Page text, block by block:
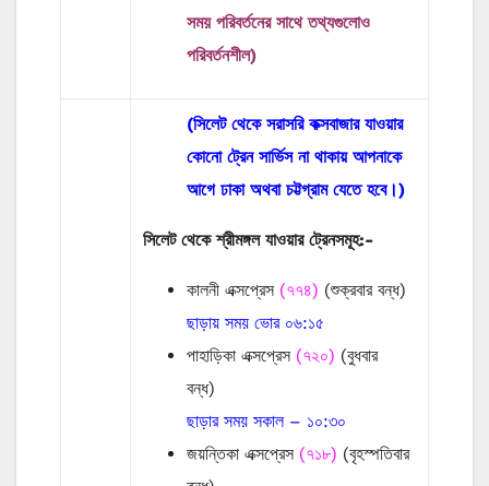
সময় পরিবর্তনের সাথে তথ্যগুলোও
পরিবর্তনশীল)
(সিলেট থেকে সরাসরি কক্সবাজার যাওয়ার
কোনো ট্রেন সার্ভিস না থাকায় আপনাকে
আগে ঢাকা অথবা চট্টগ্রাম যেতে হবে।)
সিলেট থেকে শ্রীমঙ্গল যাওয়ার ট্রেনসমূহ:-
কালনী এক্সপ্রেস (৭৭৪) (শুক্রবার বন্ধ)
ছাড়ায় সময় ভোর ০৬:১৫
পাহাড়িকা এক্সপ্রেস (৭২০) (বুধবার
বন্ধ)
ছাড়ার সময় সকাল – ১০:৩০
জয়ন্তিকা এক্সপ্রেস (৭১৮) (বৃহস্পতিবার